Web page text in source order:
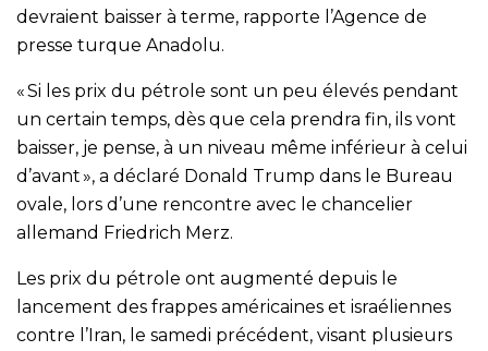
devraient baisser à terme, rapporte l’Agence de
presse turque Anadolu.
« Si les prix du pétrole sont un peu élevés pendant
un certain temps, dès que cela prendra fin, ils vont
baisser, je pense, à un niveau même inférieur à celui
d’avant », a déclaré Donald Trump dans le Bureau
ovale, lors d’une rencontre avec le chancelier
allemand Friedrich Merz.
Les prix du pétrole ont augmenté depuis le
lancement des frappes américaines et israéliennes
contre l’Iran, le samedi précédent, visant plusieurs